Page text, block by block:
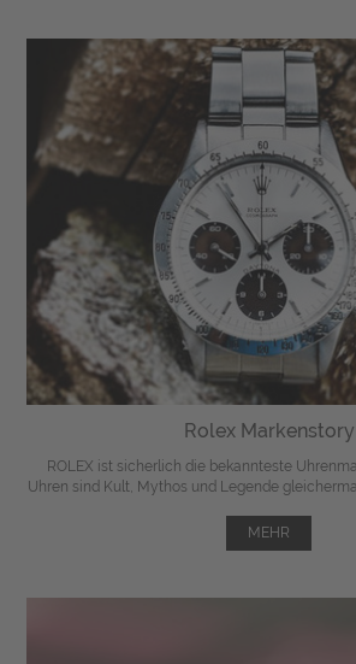
Rolex Markenstory
ROLEX ist sicherlich die bekannteste
Uhren sind Kult, Mythos und Legende
MEHR